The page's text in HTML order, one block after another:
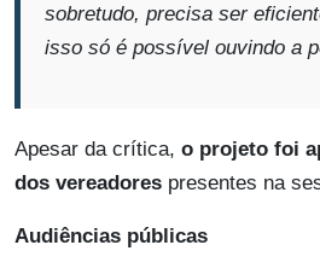
sobretudo, precisa ser
isso só é possível ouvindo a
Apesar da crítica, o projeto foi
dos vereadores presentes na
Audiências públicas